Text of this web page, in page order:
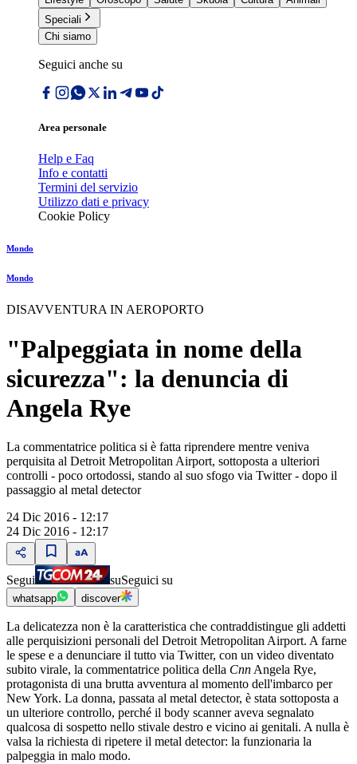
Speciali
Chi siamo
Seguici anche su
Area personale
Help e Faq
Info e contatti
Termini del servizio
Utilizzo dati e privacy
Cookie Policy
Mondo
Mondo
DISAVVENTURA IN AEROPORTO
"Palpeggiata in nome della
sicurezza": la denuncia di
Angela Rye
La commentatrice politica si è fatta riprendere mentre veniva
perquisita al Detroit Metropolitan Airport, sottoposta a ulteriori
controlli - poco ortodossi, stando al suo sfogo via Twitter - dopo il
passaggio al metal detector
24 Dic 2016 - 12:17
24 Dic 2016 - 12:17
Segui suSeguici su
whatsapp discover
La delicatezza non è la caratteristica che contraddistingue gli addetti
alle perquisizioni personali del Detroit Metropolitan Airport. A farne
le spese e a denunciare il tutto via Twitter, con un video diventato
subito virale, la commentatrice politica della Cnn Angela Rye,
protagonista di una brutta avventura al momento dell'imbarco per
New York. La donna, passata al metal detector, è stata sottoposta a
un ulteriore controllo, perché il body scanner aveva segnalato
qualcosa di sospetto nello stivale destro e vicino ai genitali. A nulla è
valsa la richiesta di ripetere il metal detector: la funzionaria la
palpeggia in malo modo.